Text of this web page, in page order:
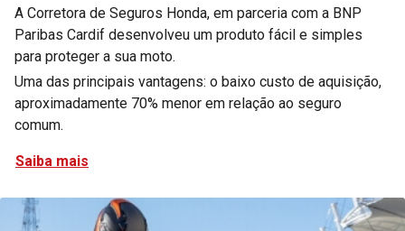
A Corretora de Seguros Honda, em parceria com a BNP
Paribas Cardif desenvolveu um produto fácil e simples
para proteger a sua moto.
Uma das principais vantagens: o baixo custo de aquisição,
aproximadamente 70% menor em relação ao seguro
comum.
Saiba mais